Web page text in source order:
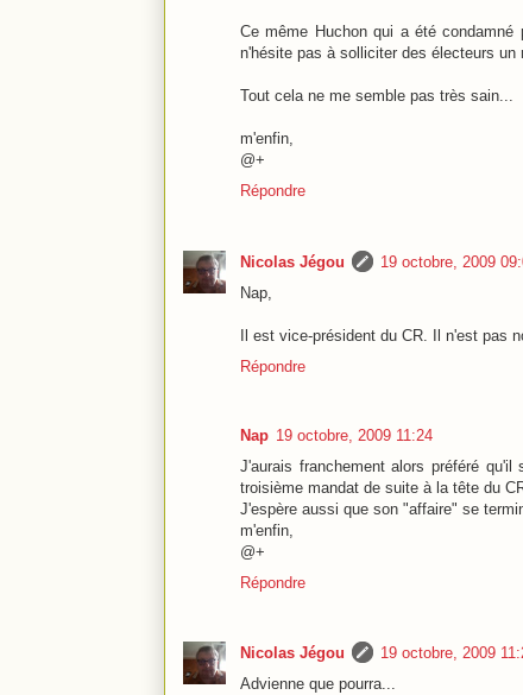
Ce même Huchon qui a été
n'hésite pas à solliciter des électeurs un
Tout cela ne me semble pas très sain...
m'enfin,
@+
Répondre
Nicolas Jégou
19 octobre, 2009
Nap,
Il est vice-président du CR. Il n'est pas
Répondre
Nap 19 octobre, 2009 11:24
J'aurais franchement alors préféré
troisième mandat de suite à la tête du
J'espère aussi que son "affaire" se
m'enfin,
@+
Répondre
Nicolas Jégou
19 octobre, 2009
Advienne que pourra...